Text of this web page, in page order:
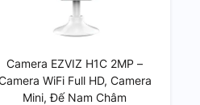
Camera EZVIZ H1C 2MP –
WiFi Full HD, Camera
Mini, Đế Nam Châm